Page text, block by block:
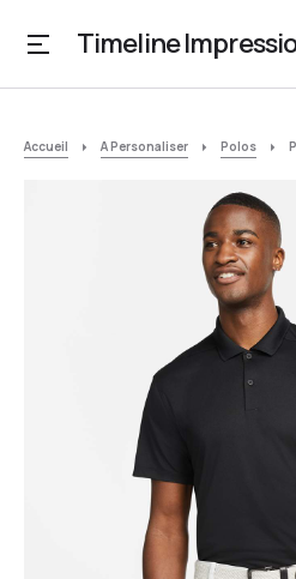
Timeline
Accueil A Personaliser Polos